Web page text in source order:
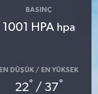
BASINÇ
1001 HPA hpa
EN DÜŞÜK / EN YÜKSEK
22° / 37°